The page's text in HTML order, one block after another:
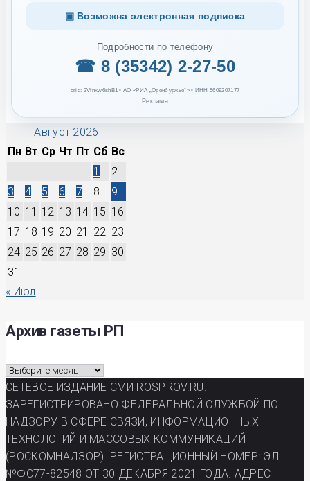
▣ Возможна электронная подписка
Подробности по телефону
☎ 8 (35342) 2-27-50
erid: 2Vfnxw6shB1 • АО «РИА „Оренбуржье“» • ИНН 5609207177
Реклама
Август 2026
Пн Вт Ср Чт Пт Сб Вс
1
2
3
4 5 6 7 8
9
10 11 12 13 14 15 16
17 18 19 20 21 22 23
24 25 26 27 28 29 30
31
« Июл
Архив газеты РП
Архив
газеты
РП
СЕТЕВОЕ ИЗДАНИЕ СМИ ROSPROV.RU.
ЗАРЕГИСТРИРОВАНО ФЕДЕРАЛЬНОЙ СЛУЖБОЙ ПО
НАДЗОРУ В СФЕРЕ СВЯЗИ, ИНФОРМАЦИОННЫХ
ТЕХНОЛОГИЙ И МАССОВЫХ КОММУНИКАЦИЙ
(РОСКОМНАДЗОР). РЕГИСТРАЦИОННЫЙ НОМЕР: ЭЛ
№ФС77-82548 ОТ 30 ДЕКАБРЯ 2021 ГОДА. АДРЕС